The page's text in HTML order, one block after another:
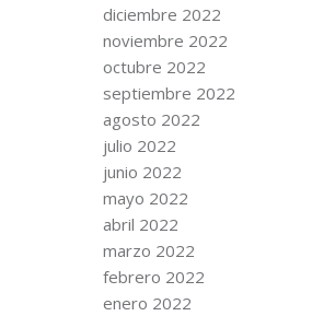
diciembre 2022
noviembre 2022
octubre 2022
septiembre 2022
agosto 2022
julio 2022
junio 2022
mayo 2022
abril 2022
marzo 2022
febrero 2022
enero 2022